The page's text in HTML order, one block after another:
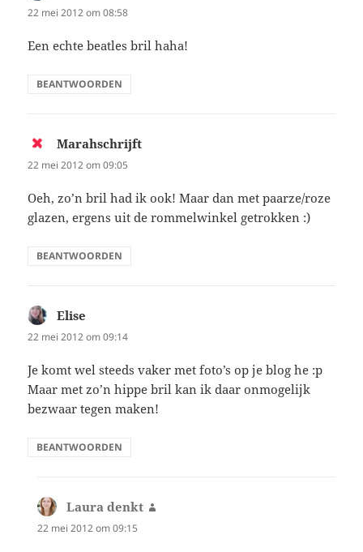
22 mei 2012 om 08:58
Een echte beatles bril haha!
BEANTWOORDEN
Marahschrijft
22 mei 2012 om 09:05
Oeh, zo’n bril had ik ook! Maar dan met paarze/roze
glazen, ergens uit de rommelwinkel getrokken :)
BEANTWOORDEN
Elise
22 mei 2012 om 09:14
Je komt wel steeds vaker met foto’s op je blog he :p
Maar met zo’n hippe bril kan ik daar onmogelijk
bezwaar tegen maken!
BEANTWOORDEN
Laura denkt
22 mei 2012 om 09:15